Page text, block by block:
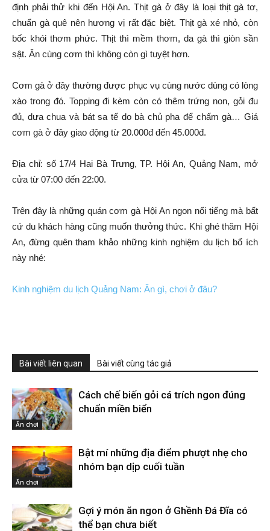
định phải thử khi đến Hội An. Thịt gà ở đây là loại thịt gà tơ,
chuẩn gà quê nên hương vị rất đặc biệt. Thịt gà xé nhỏ, còn
bốc khói thơm phức. Thịt thì mềm thơm, da gà thì giòn sần
sật. Ăn cùng cơm thì không còn gì tuyệt hơn.
Cơm gà ở đây thường được phục vụ cùng nước dùng có lòng
xào trong đó. Topping đi kèm còn có thêm trứng non, gỏi đu
đủ, dưa chua và bát sa tế do bà chủ pha để chấm gà… Giá
cơm gà ở đây giao động từ 20.000đ đến 45.000đ.
Địa chỉ: số 17/4 Hai Bà Trưng, TP. Hội An, Quảng Nam, mở
cửa từ 07:00 đến 22:00.
Trên đây là những quán cơm gà Hội An ngon nổi tiếng mà bất
cứ du khách hàng cũng muốn thưởng thức. Khi ghé thăm Hội
An, đừng quên tham khảo những kinh nghiệm du lịch bổ ích
này nhé:
Kinh nghiệm du lịch Quảng Nam: Ăn gì, chơi ở đâu?
Bài viết liên quan Bài viết cùng tác giả
Ăn chơi
Cách chế biến gỏi cá trích ngon đúng
chuẩn miền biển
Ăn chơi
Bật mí những địa điểm phượt nhẹ cho
nhóm bạn dịp cuối tuần
Gợi ý món ăn ngon ở Ghềnh Đá Đĩa có
thể bạn chưa biết